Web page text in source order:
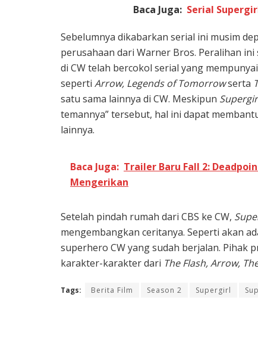
Baca Juga: Serial
Sebelumnya dikabarkan serial ini musim
perusahaan dari Warner Bros. Peralihan
di CW telah bercokol serial yang
seperti Arrow, Legends of Tomorrowserta
satu sama lainnya di CW. Meskipun
temannya” tersebut, hal ini dapat
lainnya.
Baca Juga: Trailer Baru Fall 2:
Mengerikan
Setelah pindah rumah dari CBS ke CW,
mengembangkan ceritanya. Seperti akan
superhero CW yang sudah berjalan. Pihak
karakter-karakter dari The Flash, Arrow,
Tags: Berita Film Season 2 Supergirl